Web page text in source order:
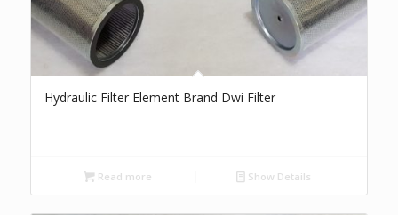
Hydraulic Filter Element Brand Dwi Filter
Read more Show Details